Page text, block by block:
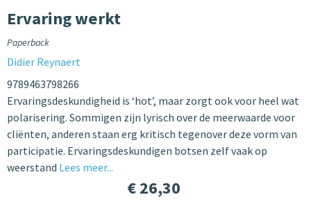
Ervaring werkt
Paperback
Didier Reynaert
9789463798266
Ervaringsdeskundigheid is ‘hot’, maar zorgt ook voor heel wat
polarisering. Sommigen zijn lyrisch over de meerwaarde voor
cliënten, anderen staan erg kritisch tegenover deze vorm van
participatie. Ervaringsdeskundigen botsen zelf vaak op
weerstand Lees meer...
€ 26,30